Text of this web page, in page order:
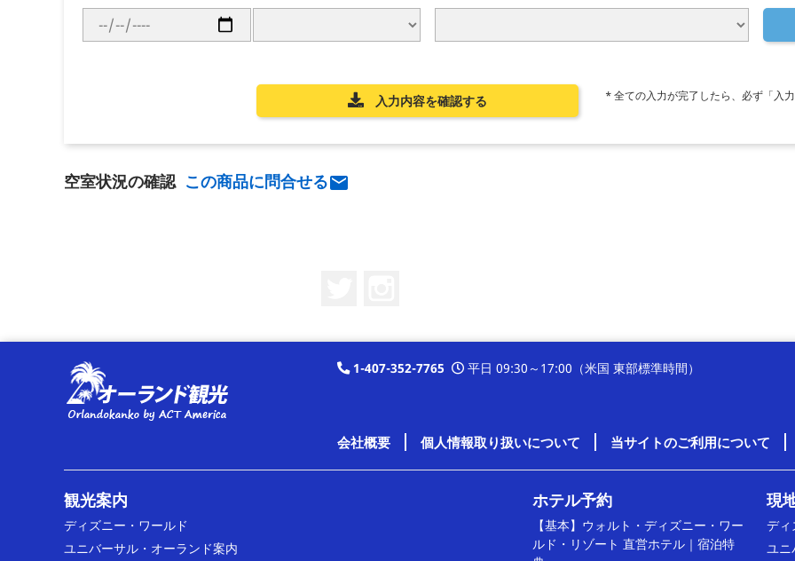
入力内容を確認する * 全ての入力が完了したら、必ず「入
空室状況の確認 この商品に問合せる
1-407-352-7765 平日 09:30～17:00（米国 東部標準時間）
会社概要 個人情報取り扱いについて 当サイトのご利用について
観光案内
ディズニー・ワールド
ユニバーサル・オーランド案内
ホテル予約
【基本】ウォルト・ディズニー・ワー
ルド・リゾート 直営ホテル｜宿泊特
現
ディ
ユニ